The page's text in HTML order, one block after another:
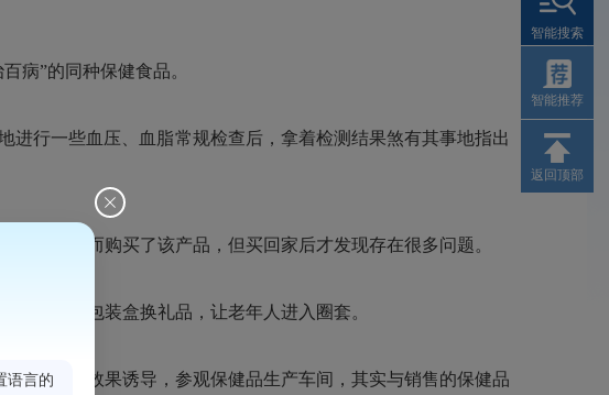
病”的同种保健食品。
行一些血压、血脂常规检查后，拿着检测结果煞有其事地指出
情难却而购买了该产品，但买回家后才发现存在很多问题。
保健品包装盒换礼品，让老年人进入圈套。
保健品效果诱导，参观保健品生产车间，其实与销售的保健品
智能搜索
智能推荐
返回顶部
语言的